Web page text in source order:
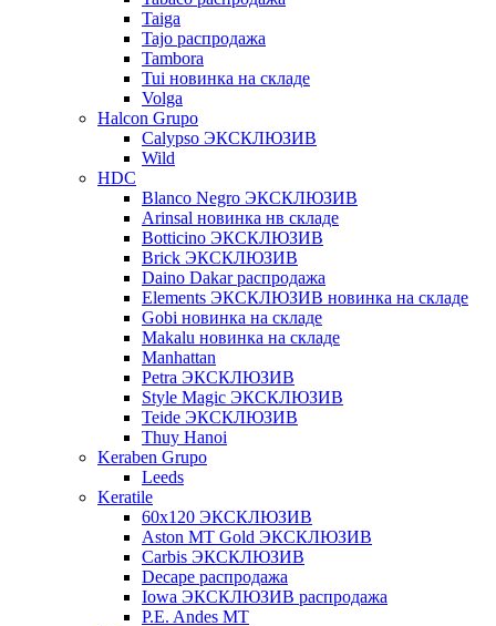
Taiga
Tajo распродажа
Tambora
Tui новинка на складе
Volga
Halcon Grupo
Calypso ЭКСКЛЮЗИВ
Wild
HDC
Blanco Negro ЭКСКЛЮЗИВ
Arinsal новинка нв складе
Botticino ЭКСКЛЮЗИВ
Brick ЭКСКЛЮЗИВ
Daino Dakar распродажа
Elements ЭКСКЛЮЗИВ новинка на складе
Gobi новинка на складе
Makalu новинка на складе
Manhattan
Petra ЭКСКЛЮЗИВ
Style Magic ЭКСКЛЮЗИВ
Teide ЭКСКЛЮЗИВ
Thuy Hanoi
Keraben Grupo
Leeds
Keratile
60х120 ЭКСКЛЮЗИВ
Aston MT Gold ЭКСКЛЮЗИВ
Carbis ЭКСКЛЮЗИВ
Decape распродажа
Iowa ЭКСКЛЮЗИВ распродажа
P.E. Andes MT